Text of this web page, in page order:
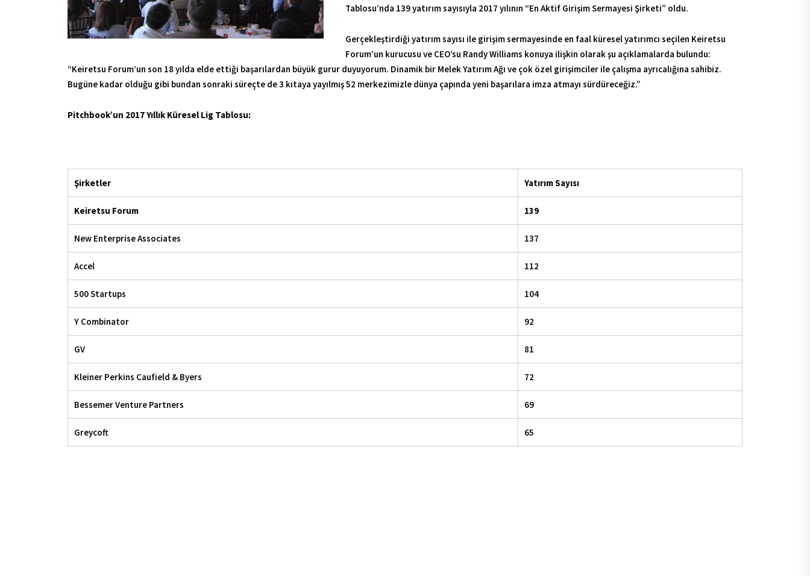
Tablosu’nda 139 yatırım sayısıyla 2017 yılının “En Aktif Girişim Sermayesi Şirketi” oldu.
Gerçekleştirdiği yatırım sayısı ile girişim sermayesinde en faal küresel yatırımcı seçilen Keiretsu
Forum’un kurucusu ve CEO’su Randy Williams konuya ilişkin olarak şu açıklamalarda bulundu:
“Keiretsu Forum’un son 18 yılda elde ettiği başarılardan büyük gurur duyuyorum. Dinamik bir Melek Yatırım Ağı ve çok özel girişimciler ile çalışma ayrıcalığına sahibiz.
Bugüne kadar olduğu gibi bundan sonraki süreçte de 3 kıtaya yayılmış 52 merkezimizle dünya çapında yeni başarılara imza atmayı sürdüreceğiz.”
Pitchbook’un 2017 Yıllık Küresel Lig Tablosu:
Şirketler Yatırım Sayısı
Keiretsu Forum 139
New Enterprise Associates 137
Accel 112
500 Startups 104
Y Combinator 92
GV 81
Kleiner Perkins Caufield & Byers 72
Bessemer Venture Partners 69
Greycoft 65